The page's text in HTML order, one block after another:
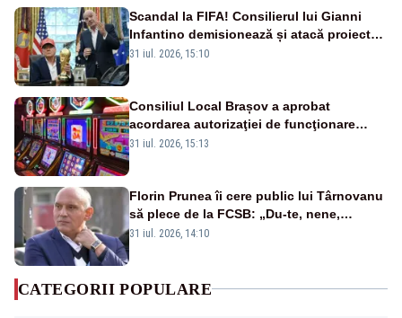
Scandal la FIFA! Consilierul lui Gianni
Infantino demisionează și atacă proiectul
privind investitorii străini
31 iul. 2026, 15:10
Consiliul Local Brașov a aprobat
acordarea autorizaţiei de funcţionare
pentru şapte săli de jocuri
31 iul. 2026, 15:13
Florin Prunea îi cere public lui Târnovanu
să plece de la FCSB: „Du-te, nene,
învârtindu-te!”
31 iul. 2026, 14:10
CATEGORII POPULARE